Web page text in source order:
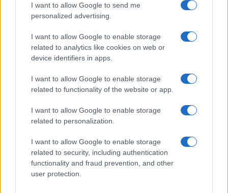
I want to allow Google to send me
personalized advertising.
I want to allow Google to enable storage
related to analytics like cookies on web or
device identifiers in apps.
I want to allow Google to enable storage
related to functionality of the website or app.
I want to allow Google to enable storage
related to personalization.
I want to allow Google to enable storage
related to security, including authentication
functionality and fraud prevention, and other
user protection.
Vannak ötleteim, tervbe van véve, hogy talán jön még egy
a színházon, a filmen, a rádiózáson, a szinkronizáláson és a
gerillakezdeményezéseken kívül is.
Olvasni miket szoktál?
A Libri gondozásában adtuk ki a Toxikoma című könyvemet,
úgyhogy a Libri újdonságait rendszeresen meg szoktam
kapni, most is került hozzám néhány könyv. Épp az Úgy a